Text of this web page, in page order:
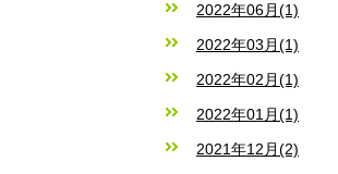
2022年06月(1)
2022年03月(1)
2022年02月(1)
2022年01月(1)
2021年12月(2)